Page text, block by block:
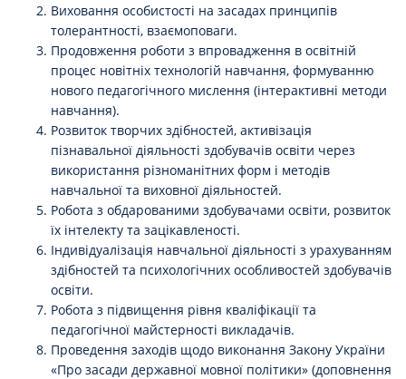
Виховання особистості на засадах принципів
толерантності, взаємоповаги.
Продовження роботи з впровадження в освітній
процес новітніх технологій навчання, формуванню
нового педагогічного мислення (інтерактивні методи
навчання).
Розвиток творчих здібностей, активізація
пізнавальної діяльності здобувачів освіти через
використання різноманітних форм і методів
навчальної та виховної діяльностей.
Робота з обдарованими здобувачами освіти, розвиток
їх інтелекту та зацікавленості.
Індивідуалізація навчальної діяльності з урахуванням
здібностей та психологічних особливостей здобувачів
освіти.
Робота з підвищення рівня кваліфікації та
педагогічної майстерності викладачів.
Проведення заходів щодо виконання Закону України
«Про засади державної мовної політики» (доповнення